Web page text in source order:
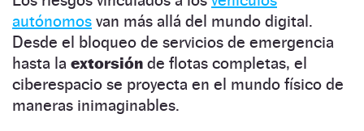
autónomos van más allá del mundo digital.
Desde el bloqueo de servicios de emergencia
hasta la extorsión de flotas completas, el
ciberespacio se proyecta en el mundo físico de
maneras inimaginables.